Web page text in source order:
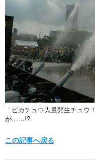
「ピカチュウ大量発生チュウ
が……!?
この記事へ戻る